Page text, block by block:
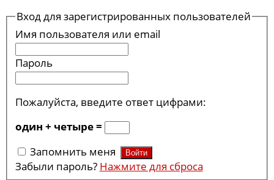
Вход для зарегистрированных пользователей
Имя пользователя или email
Пароль
Пожалуйста, введите ответ цифрами:
один + четыре =
Запомнить меня
Забыли пароль? Нажмите для сброса